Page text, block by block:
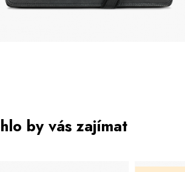
by vás zajímat